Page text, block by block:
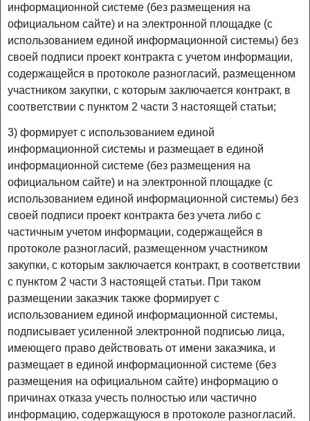
информационной системе (без размещения на
официальном сайте) и на электронной площадке (с
использованием единой информационной системы) без
своей подписи проект контракта с учетом информации,
содержащейся в протоколе разногласий, размещенном
участником закупки, с которым заключается контракт, в
соответствии с пунктом 2 части 3 настоящей статьи;
3) формирует с использованием единой
информационной системы и размещает в единой
информационной системе (без размещения на
официальном сайте) и на электронной площадке (с
использованием единой информационной системы) без
своей подписи проект контракта без учета либо с
частичным учетом информации, содержащейся в
протоколе разногласий, размещенном участником
закупки, с которым заключается контракт, в соответствии
с пунктом 2 части 3 настоящей статьи. При таком
размещении заказчик также формирует с
использованием единой информационной системы,
подписывает усиленной электронной подписью лица,
имеющего право действовать от имени заказчика, и
размещает в единой информационной системе (без
размещения на официальном сайте) информацию о
причинах отказа учесть полностью или частично
информацию, содержащуюся в протоколе разногласий.